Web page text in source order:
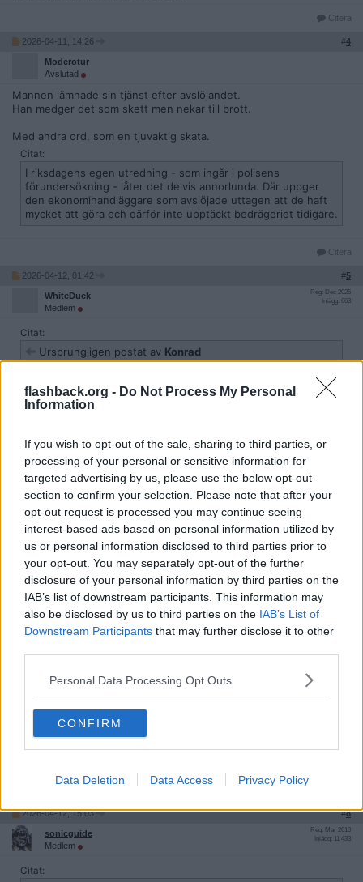
flashback.org - Do Not Process My Personal
Information
If you wish to opt-out of the sale, sharing to third parties, or
processing of your personal or sensitive information for
targeted advertising by us, please use the below opt-out
section to confirm your selection. Please note that after your
opt-out request is processed you may continue seeing
interest-based ads based on personal information utilized by
us or personal information disclosed to third parties prior to
your opt-out. You may separately opt-out of the further
disclosure of your personal information by third parties on the
IAB’s list of downstream participants. This information may
also be disclosed by us to third parties on the IAB’s List of
Downstream Participants that may further disclose it to other
Personal Data Processing Opt Outs
CONFIRM
Data Deletion Data Access Privacy Policy
Citera
2026-04-11, 14:26 #4
Moderotur
Avslutad
Mannen lämnade sin tjänst efter avslöjandet.
Han medger det som skett men nekar till brott.
Med andra ord, som en tjuvaktig skata.
Citat:
I riksdagens egen utredning - som ingår i polisens
förundersökning - låter det delvis annorlunda. Där uppger
den ekonomihandläggare som avslöjade uttagen att de haft
mycket att göra och därför inte upptäckt bedrägeriet tidigare.
Citera
2026-04-12, 01:42 #5
WhiteDuck
Medlem
Reg: Dec 2025
Inlägg: 663
Citat:
Ursprungligen postat av Konrad
Vem och vad kan det röra sig om? Speltorsk?
n-atalas-for-bedrageri/
Tror på Girighet och vill ha mer är motivet
Citera
2026-04-12, 02:50
Schlesien
Moderator
Inlägg: 11 570
Utgången rubrik:
Chef på Riksdagen åtalas för bedrägeri.
2026-04-12, 10:53
2026-04-12, 15:03 #8
sonicguide
Medlem
Reg: Mar 2010
Inlägg: 11 433
Citat: